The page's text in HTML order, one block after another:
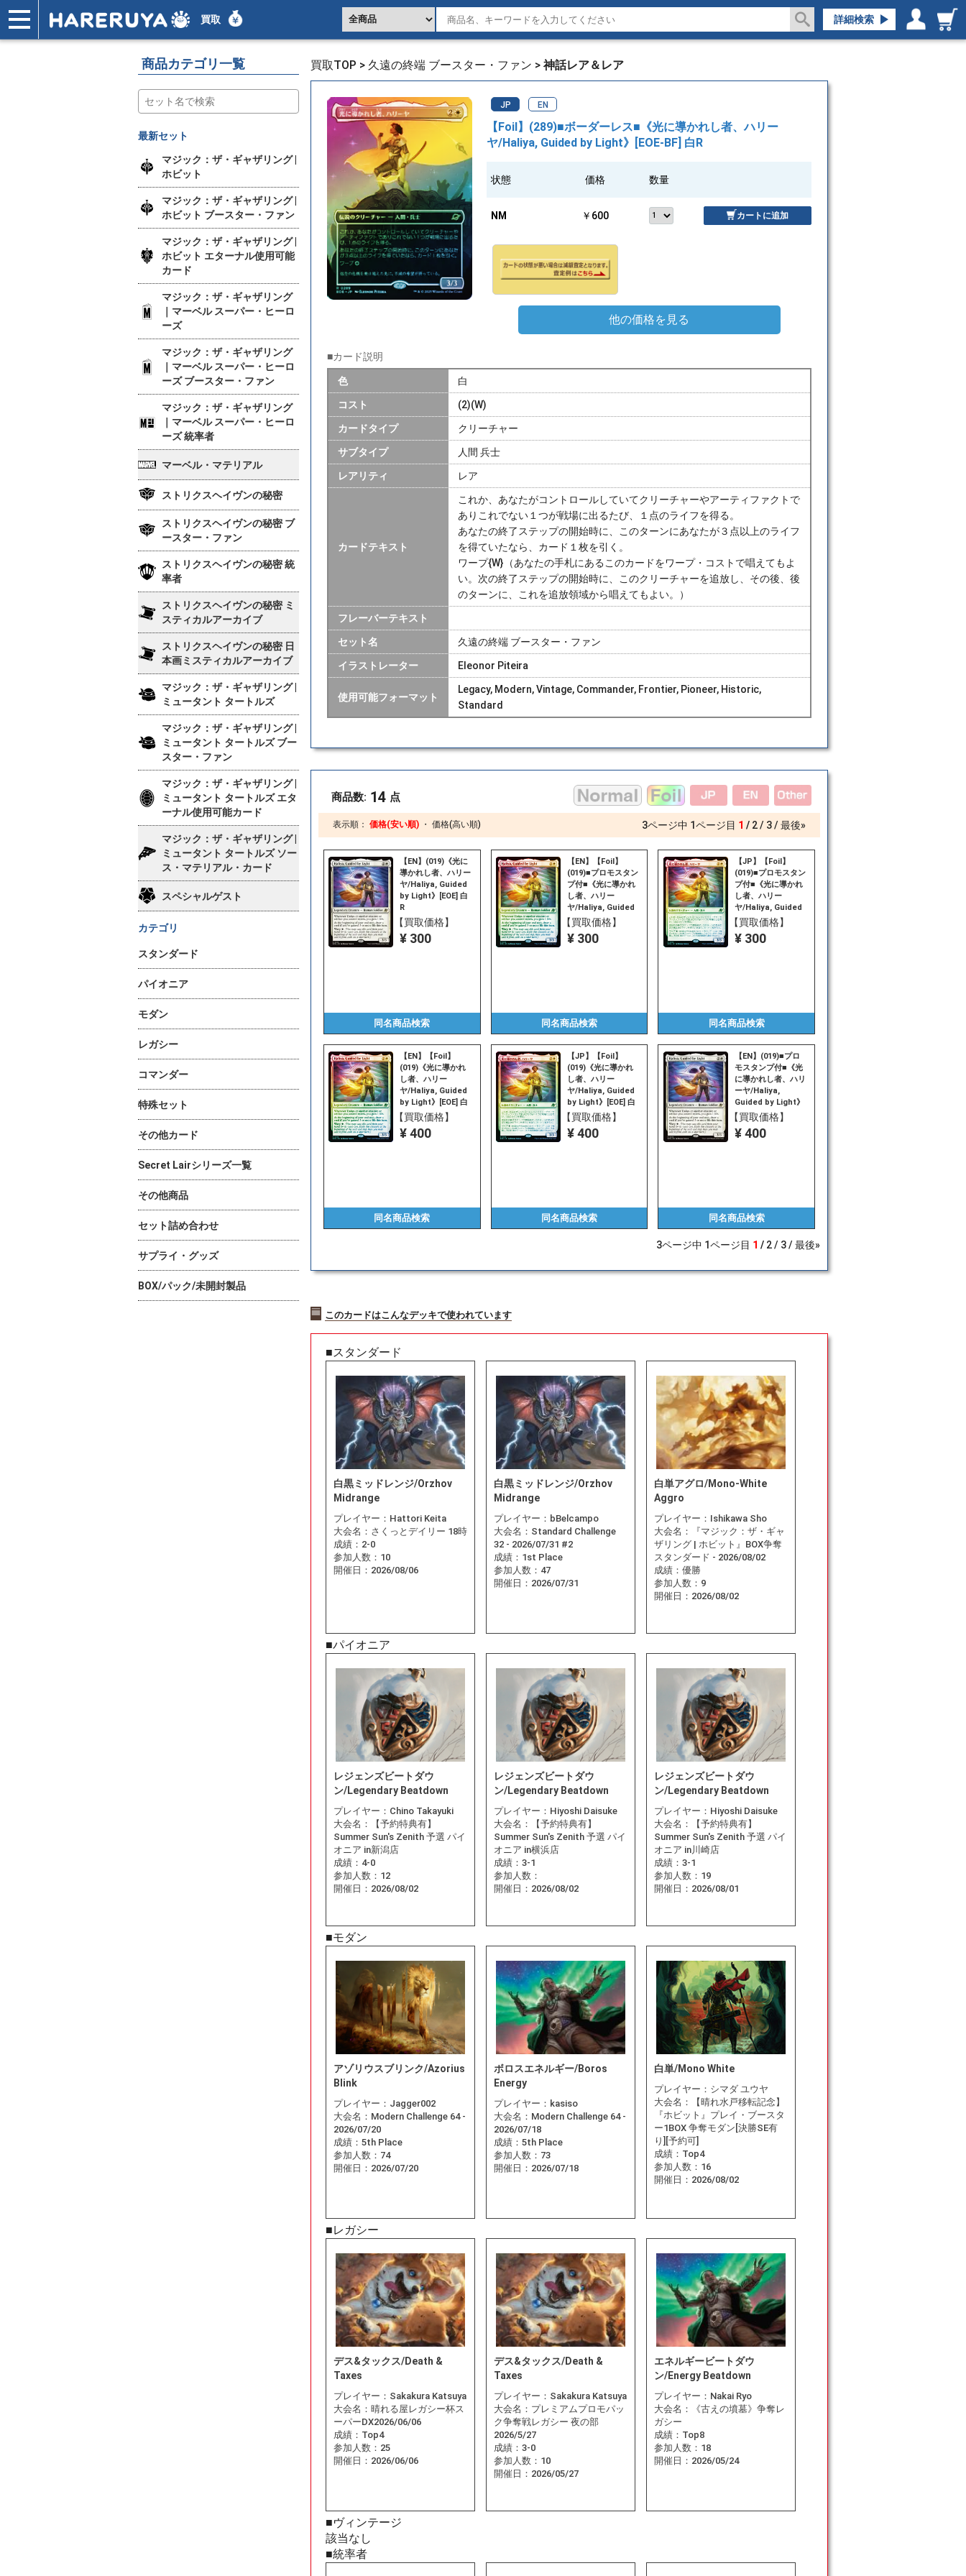
買取 詳細検索
商品カテゴリ一覧 買取TOP > 久遠の終端 ブースター・ファン > 神話レア＆レア
JP EN
【Foil】(289)■ボーダーレス■《光に導かれし者、ハリー
ヤ/Haliya, Guided by Light》[EOE-BF] 白R
状態 価格 数量
NM ￥600 カートに追加
他の価格を見る
■カード説明
色 白
コスト (2)(W)
カードタイプ クリーチャー
サブタイプ 人間 兵士
レアリティ レア
カードテキスト
これか、あなたがコントロールしていてクリーチャーやアーティファクトで
ありこれでない１つが戦場に出るたび、１点のライフを得る。
あなたの終了ステップの開始時に、このターンにあなたが３点以上のライフ
を得ていたなら、カード１枚を引く。
ワープ{W}（あなたの手札にあるこのカードをワープ・コストで唱えてもよ
い。次の終了ステップの開始時に、このクリーチャーを追放し、その後、後
のターンに、これを追放領域から唱えてもよい。）
フレーバーテキスト
セット名 久遠の終端 ブースター・ファン
イラストレーター Eleonor Piteira
使用可能フォーマット
Legacy, Modern, Vintage, Commander, Frontier, Pioneer, Historic,
Standard
商品数: 14 点
表示順： 価格(安い順) ・ 価格(高い順) 3ページ中 1ページ目 1 2 3 最後»
【EN】(019)《光に
導かれし者、ハリー
ヤ/Haliya, Guided
by Light》[EOE] 白
R
【買取価格】
¥ 300
同名商品検索
【EN】【Foil】
(019)■プロモスタン
プ付■《光に導かれ
し者、ハリー
ヤ/Haliya, Guided
by Light》[EOE] 白
R
【買取価格】
¥ 300
同名商品検索
【JP】【Foil】
(019)■プロモスタン
プ付■《光に導かれ
し者、ハリー
ヤ/Haliya, Guided
by Light》[EOE] 白
R
【買取価格】
¥ 300
同名商品検索
【EN】【Foil】
(019)《光に導かれ
し者、ハリー
ヤ/Haliya, Guided
by Light》[EOE] 白
R
【買取価格】
¥ 400
同名商品検索
【JP】【Foil】
(019)《光に導かれ
し者、ハリー
ヤ/Haliya, Guided
by Light》[EOE] 白
R
【買取価格】
¥ 400
同名商品検索
【EN】(019)■プロ
モスタンプ付■《光
に導かれし者、ハリ
ーヤ/Haliya,
Guided by Light》
[EOE] 白R
【買取価格】
¥ 400
同名商品検索
3ページ中 1ページ目 1 2 3 最後»
このカードはこんなデッキで使われています
■スタンダード
白黒ミッドレンジ/Orzhov
Midrange
プレイヤー： Hattori Keita
大会名： さくっとデイリー 18時
成績： 2-0
参加人数： 10
開催日： 2026/08/06
白黒ミッドレンジ/Orzhov
Midrange
プレイヤー： bBelcampo
大会名： Standard Challenge
32 - 2026/07/31 #2
成績： 1st Place
参加人数： 47
開催日： 2026/07/31
白単アグロ/Mono-White
Aggro
プレイヤー： Ishikawa Sho
大会名：
『マジック：ザ・ギャ
ザリング | ホビット』BOX争奪
スタンダード - 2026/08/02
成績： 優勝
参加人数： 9
開催日： 2026/08/02
■パイオニア
レジェンズビートダウ
ン/Legendary Beatdown
プレイヤー： Chino Takayuki
大会名：
【予約特典有】
Summer Sun's Zenith 予選 パイ
オニア in新潟店
成績： 4-0
参加人数： 12
開催日： 2026/08/02
レジェンズビートダウ
ン/Legendary Beatdown
プレイヤー： Hiyoshi Daisuke
大会名：
【予約特典有】
Summer Sun's Zenith 予選 パイ
オニア in横浜店
成績： 3-1
参加人数：
開催日： 2026/08/02
レジェンズビートダウ
ン/Legendary Beatdown
プレイヤー： Hiyoshi Daisuke
大会名：
【予約特典有】
Summer Sun's Zenith 予選 パイ
オニア in川崎店
成績： 3-1
参加人数： 19
開催日： 2026/08/01
■モダン
アゾリウスブリンク/Azorius
Blink
プレイヤー： Jagger002
大会名： Modern Challenge 64 -
2026/07/20
成績： 5th Place
参加人数： 74
開催日： 2026/07/20
ボロスエネルギー/Boros
Energy
プレイヤー： kasiso
大会名： Modern Challenge 64 -
2026/07/18
成績： 5th Place
参加人数： 73
開催日： 2026/07/18
白単/Mono White
プレイヤー： シマダ ユウヤ
大会名：
【晴れ水戸移転記念】
『ホビット』プレイ・ブースタ
ー1BOX 争奪モダン[決勝SE有
り][予約可]
成績： Top4
参加人数： 16
開催日： 2026/08/02
■レガシー
デス&タックス/Death &
Taxes
プレイヤー： Sakakura Katsuya
大会名： 晴れる屋レガシー杯ス
ーパーDX2026/06/06
成績： Top4
参加人数： 25
開催日： 2026/06/06
デス&タックス/Death &
Taxes
プレイヤー： Sakakura Katsuya
大会名： プレミアムプロモパッ
ク争奪戦レガシー 夜の部
2026/5/27
成績： 3-0
参加人数： 10
開催日： 2026/05/27
エネルギービートダウ
ン/Energy Beatdown
プレイヤー： Nakai Ryo
大会名：
《古えの墳墓》争奪レ
ガシー
成績： Top8
参加人数： 18
開催日： 2026/05/24
■ヴィンテージ
該当なし
■統率者